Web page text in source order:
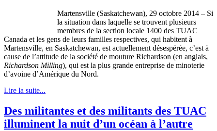
Martensville (Saskatchewan), 29 octobre 2014 – Si
la situation dans laquelle se trouvent plusieurs
membres de la section locale 1400 des TUAC
Canada et les gens de leurs familles respectives, qui habitent à
Martensville, en Saskatchewan, est actuellement désespérée, c’est à
cause de l’attitude de la société de mouture Richardson (en anglais,
Richardson Milling), qui est la plus grande entreprise de minoterie
d’avoine d’Amérique du Nord.
Lire la suite...
Des militantes et des militants des TUAC
illuminent la nuit d’un océan à l’autre